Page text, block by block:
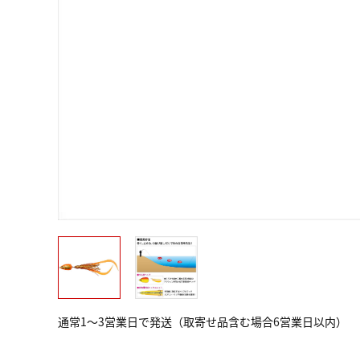
通常1～3営業日で発送（取寄せ品含む場合6営業日以内）